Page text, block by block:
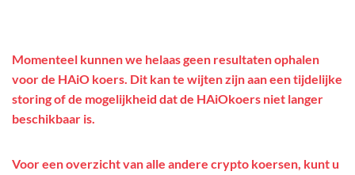
Momenteel kunnen we helaas geen resultaten ophalen
voor de HAiO koers. Dit kan te wijten zijn aan een tijdelijke
storing of de mogelijkheid dat de HAiOkoers niet langer
beschikbaar is.
Voor een overzicht van alle andere crypto koersen, kunt u